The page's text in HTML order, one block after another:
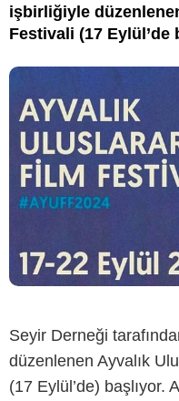
işbirliğiyle
Festivali (17 Eylül’de
Seyir Derneği
düzenlenen Ayvalık
(17 Eylül’de) başlıyor.